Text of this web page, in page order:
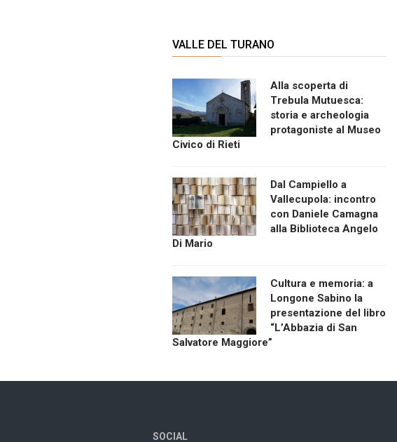
VALLE DEL TURANO
Alla scoperta di
Trebula Mutuesca:
storia e archeologia
protagoniste al Museo
Civico di Rieti
Dal Campiello a
Vallecupola: incontro
con Daniele Camagna
alla Biblioteca Angelo
Di Mario
Cultura e memoria: a
Longone Sabino la
presentazione del libro
“L’Abbazia di San
Salvatore Maggiore”
SOCIAL